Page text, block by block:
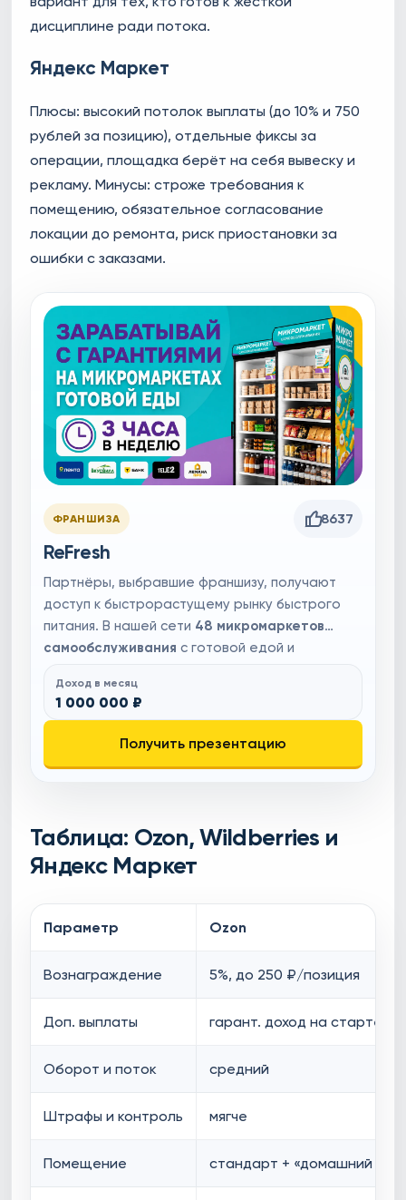
дисциплине ради потока.
Яндекс Маркет
Плюсы: высокий потолок выплаты (до 10% и 750
рублей за позицию), отдельные фиксы за
операции, площадка берёт на себя вывеску и
рекламу. Минусы: строже требования к
помещению, обязательное согласование
локации до ремонта, риск приостановки за
ошибки с заказами.
ФРАНШИЗА 8637
ReFresh
Партнёры, выбравшие франшизу, получают
доступ к быстрорастущему рынку быстрого
питания. В нашей сети 48 микромаркетов
самообслуживания с готовой едой и
брендами, такими как
узнаваемость
проходимости.
Доход в месяц
1 000 000 ₽
Получить презентацию
Таблица: Ozon, Wildberries и
Яндекс Маркет
Параметр Ozon
Вознаграждение 5%, до 250 ₽/позиция
Доп. выплаты гарант. доход на старте
Оборот и поток средний
Штрафы и контроль мягче
Помещение стандарт + «домашний